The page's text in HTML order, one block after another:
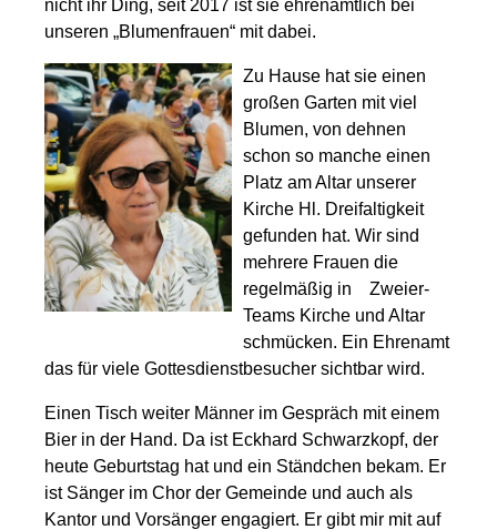
nicht ihr Ding, seit 2017 ist sie ehrenamtlich bei
unseren „Blumenfrauen“ mit dabei.
Zu Hause hat sie einen
großen Garten mit viel
Blumen, von dehnen
schon so manche einen
Platz am Altar unserer
Kirche Hl. Dreifaltigkeit
gefunden hat. Wir sind
mehrere Frauen die
regelmäßig in Zweier-
Teams Kirche und Altar
schmücken. Ein Ehrenamt
das für viele Gottesdienstbesucher sichtbar wird.
Einen Tisch weiter Männer im Gespräch mit einem
Bier in der Hand. Da ist Eckhard Schwarzkopf, der
heute Geburtstag hat und ein Ständchen bekam. Er
ist Sänger im Chor der Gemeinde und auch als
Kantor und Vorsänger engagiert. Er gibt mir mit auf